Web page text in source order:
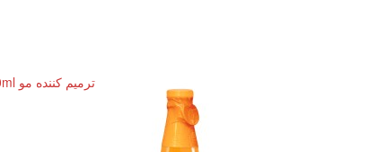
ترمیم کننده مو 300ml بطری آب پرتقال شیشه ای